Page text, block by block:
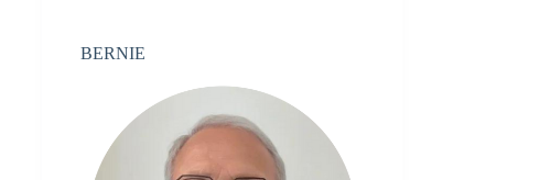
BERNIE